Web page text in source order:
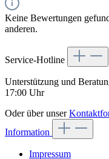
Keine Bewertungen
anderen.
Service-Hotline
Unterstützung und
17:00 Uhr
Oder über unser
Information
Impressum